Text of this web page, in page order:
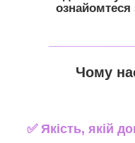
ознайомтеся
Чому
✅Якість, якій